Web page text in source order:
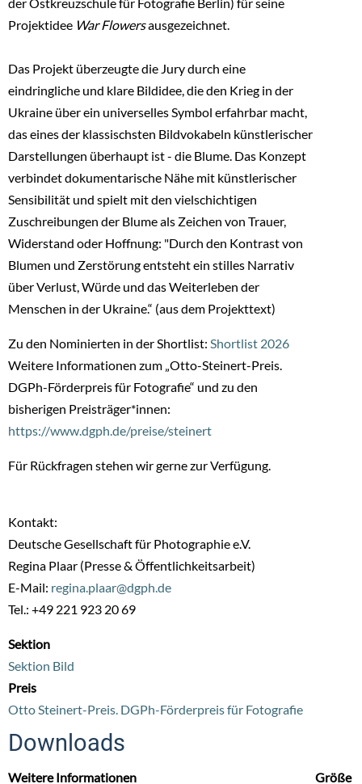
Projektidee War Flowersausgezeichnet.
Das Projekt überzeugte die Jury durch eine
eindringliche und klare Bildidee, die den Krieg in der
Ukraine über ein universelles Symbol erfahrbar macht,
das eines der klassischsten Bildvokabeln künstlerischer
Darstellungen überhaupt ist - die Blume. Das Konzept
verbindet dokumentarische Nähe mit künstlerischer
Sensibilität und spielt mit den vielschichtigen
Zuschreibungen der Blume als Zeichen von Trauer,
Widerstand oder Hoffnung: "Durch den Kontrast von
Blumen und Zerstörung entsteht ein stilles Narrativ
über Verlust, Würde und das Weiterleben der
Menschen in der Ukraine.“ (aus dem Projekttext)
Zu den Nominierten in der Shortlist: Shortlist 2026
Weitere Informationen zum „Otto-Steinert-Preis.
DGPh-Förderpreis für Fotografie“ und zu den
bisherigen Preisträger*innen:
https://www.dgph.de/preise/steinert
Für Rückfragen stehen wir gerne zur Verfügung.
Kontakt:
Deutsche Gesellschaft für Photographie e.V.
Regina Plaar (Presse & Öffentlichkeitsarbeit)
E-Mail: regina.plaar@dgph.de
Tel.: +49 221 923 20 69
Sektion
Sektion Bild
Preis
Otto Steinert-Preis. DGPh-Förderpreis für Fotografie
Downloads
Weitere Informationen Größe